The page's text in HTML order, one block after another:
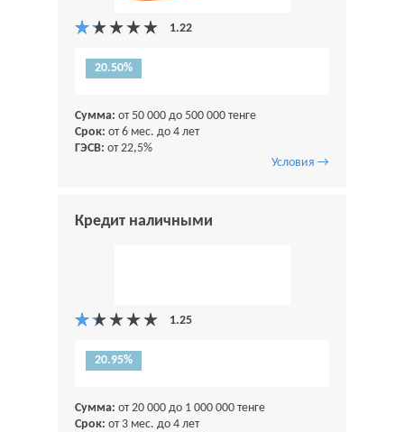
20.50%
Сумма: от 50 000 до 500 000 тенге
Срок: от 6 мес. до 4 лет
ГЭСВ: от 22,5%
Условия →
Кредит наличными
20.95%
Сумма: от 20 000 до 1 000 000 тенге
Срок: от 3 мес. до 4 лет